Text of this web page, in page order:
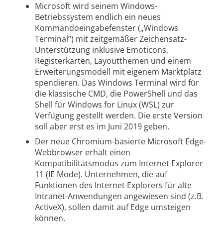
Microsoft wird seinem Windows-
Betriebssystem endlich ein neues
Kommandoeingabefenster („Windows
Terminal“) mit zeitgemäßer Zeichensatz-
Unterstützung inklusive Emoticons,
Registerkarten, Layoutthemen und einem
Erweiterungsmodell mit eigenem Marktplatz
spendieren. Das Windows Terminal wird für
die klassische CMD, die PowerShell und das
Shell für Windows for Linux (WSL) zur
Verfügung gestellt werden. Die erste Version
soll aber erst es im Juni 2019 geben.
Der neue Chromium-basierte Microsoft Edge-
Webbrowser erhält einen
Kompatibilitätsmodus zum Internet Explorer
11 (IE Mode). Unternehmen, die auf
Funktionen des Internet Explorers für alte
Intranet-Anwendungen angewiesen sind (z.B.
ActiveX), sollen damit auf Edge umsteigen
können.